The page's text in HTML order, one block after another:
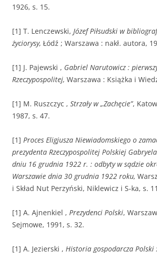
1926, s. 15.
[1] T. Lenczewski, Józef Piłsudski w
życiorysy, Łódź ; Warszawa : nakł. autora,
[1] J. Pajewski , Gabriel Narutowicz :
Rzeczypospolitej, Warszawa : Książka i
[1] M. Ruszczyc , Strzały w „Zachęcie”,
1987, s. 47.
[1] Proces Eligjusza Niewiadomskiego o
prezydenta Rzeczypospolitej Polskiej
dniu 16 grudnia 1922 r. : odbyty w sądzie
Warszawie dnia 30 grudnia 1922 roku,
i Skład Nut Perzyński, Niklewicz i S-ka, s.
[1] A. Ajnenkiel , Prezydenci Polski,
Sejmowe, 1991, s. 32.
[1] A. Jezierski , Historia gospodarcza Polski